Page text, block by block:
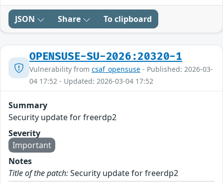
JSON Share To clipboard
OPENSUSE-SU-2026:20320-1
Vulnerability from csaf_opensuse - Published: 2026-03-
04 17:52 - Updated: 2026-03-04 17:52
Summary
Security update for freerdp2
Severity
Important
Notes
Title of the patch:Security update for freerdp2